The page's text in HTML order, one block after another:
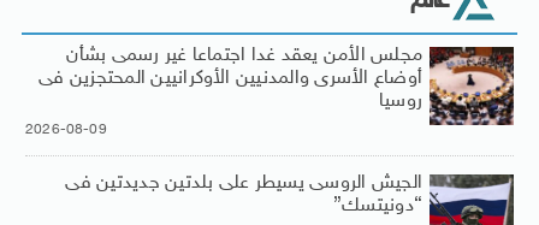
مجلس الأمن يعقد غدا اجتماعا غير رسمى بشأن
أوضاع الأسرى والمدنيين الأوكرانيين المحتجزين فى
روسيا
2026-08-09
الجيش الروسى يسيطر على بلدتين جديدتين فى
“دونيتسك”